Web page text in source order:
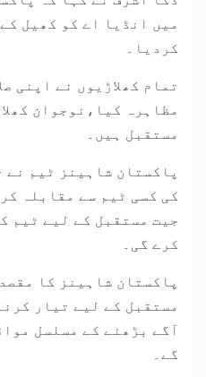
میں انڈیا اے کو کھیل
کردیا۔
تمام کھلاڑیوں نے اپنی
مظاہرہ کیا،نوجوان
مستقبل ہیں۔
پاکستان شاہینز ٹیم نے
کی کسی ٹیم سے مقابلہ
جیت مستقبل کے لیے ٹیم
کرے گی۔
پاکستان شاہینز کا
مستقبل کے لیے تیار
آگے بڑھنے کے مسلسل
گے۔